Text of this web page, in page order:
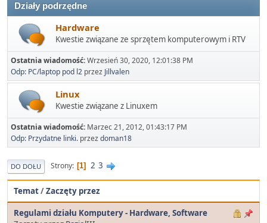
Działy podrzędne
Hardware
Kwestie związane ze sprzętem komputerowym i RTV
Ostatnia wiadomość:Wrzesień 30, 2020, 12:01:38 PM
Odp: PC/laptop pod l2 przez Jillvalen
Linux
Kwestie związane z Linuxem
Ostatnia wiadomość: Marzec 21, 2012, 01:43:17 PM
Odp: Przydatne linki. przezdoman18
DO DOŁU Strony 1 2 3
Temat/Zaczęty przez
Regulami działu Komputery - Hardware, Software